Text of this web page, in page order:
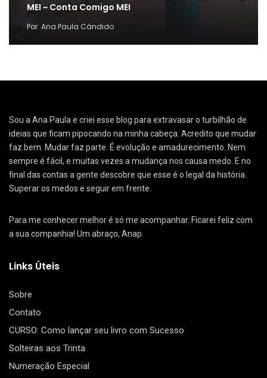
MEI ~ Conta Comigo MEI
Por Ana Paula Cândido
Sou a Ana Paula e criei esse blog para extravasar o turbilhão de
ideias que ficam pipocando na minha cabeça. Acredito que mudar
faz bem. Mudar faz parte. É evolução e amadurecimento. Nem
sempre é fácil, e muitas vezes a mudança nos causa medo. E no
final das contas a gente descobre que esse é o legal da história.
Superar os medos e seguir em frente.
Para me conhecer melhor é só me acompanhar. Ficarei feliz com
a sua companhia! Um abraço, Anap.
Links Úteis
Sobre
Contato
CURSO: Como lançar seu livro com Sucesso
Solteiras aos Trinta
Numeração Especial